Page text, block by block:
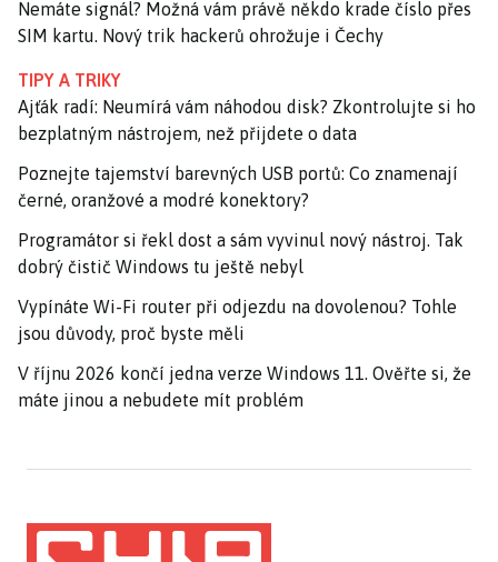
Nemáte signál? Možná vám právě někdo krade číslo přes
SIM kartu. Nový trik hackerů ohrožuje i Čechy
TIPY A TRIKY
Ajťák radí: Neumírá vám náhodou disk? Zkontrolujte si ho
bezplatným nástrojem, než přijdete o data
Poznejte tajemství barevných USB portů: Co znamenají
černé, oranžové a modré konektory?
Programátor si řekl dost a sám vyvinul nový nástroj. Tak
dobrý čistič Windows tu ještě nebyl
Vypínáte Wi-Fi router při odjezdu na dovolenou? Tohle
jsou důvody, proč byste měli
V říjnu 2026 končí jedna verze Windows 11. Ověřte si, že
máte jinou a nebudete mít problém